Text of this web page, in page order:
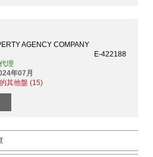
AGENCY COMPANY
E-422188
理
年07月
其他盤 (15)